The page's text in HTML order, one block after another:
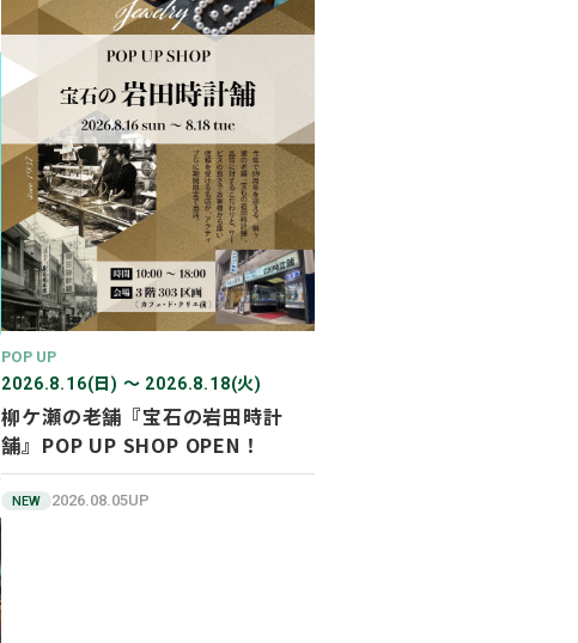
POP UP
2026.8.16(日) 〜 2026.8.18(火)
柳ケ瀬の老舗『宝石の岩田時計
舗』POP UP SHOP OPEN！
NEW 2026.08.05UP